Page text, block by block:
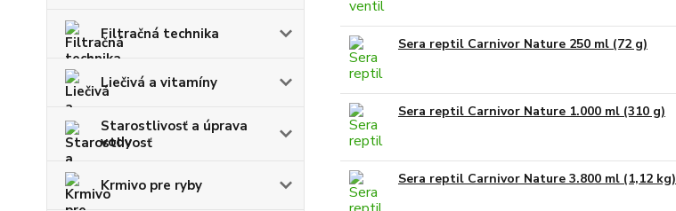
Filtračná technika
Liečivá a vitamíny
Starostlivosť a úprava
vody
Krmivo pre ryby
Sera reptil Carnivor Nature 250 ml (72 g)
Sera reptil Carnivor Nature 1.000 ml (310 g)
Sera reptil Carnivor Nature 3.800 ml (1,12 kg)